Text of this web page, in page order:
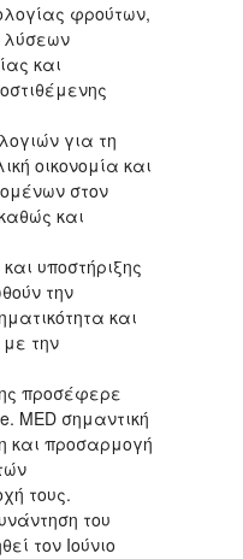
φρούτων,
και
για τη
οικονομία και
στον
και
υποστήριξης
την
και
την
προσέφερε
MED σημαντική
και προσαρμογή
τους.
του
τον Ιούνιο